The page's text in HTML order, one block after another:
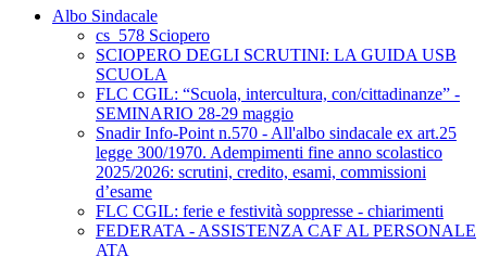
Albo Sindacale
cs_578 Sciopero
SCIOPERO DEGLI SCRUTINI: LA GUIDA USB
SCUOLA
FLC CGIL: “Scuola, intercultura, con/cittadinanze” -
SEMINARIO 28-29 maggio
Snadir Info-Point n.570 - All'albo sindacale ex art.25
legge 300/1970. Adempimenti fine anno scolastico
2025/2026: scrutini, credito, esami, commissioni
d’esame
FLC CGIL: ferie e festività soppresse - chiarimenti
FEDERATA - ASSISTENZA CAF AL PERSONALE
ATA